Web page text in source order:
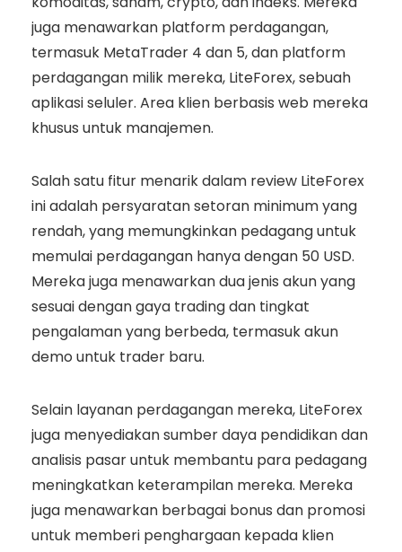
juga menawarkan platform perdagangan,
termasuk MetaTrader 4 dan 5, dan platform
perdagangan milik mereka, LiteForex, sebuah
aplikasi seluler. Area klien berbasis web mereka
khusus untuk manajemen.
Salah satu fitur menarik dalam review LiteForex
ini adalah persyaratan setoran minimum yang
rendah, yang memungkinkan pedagang untuk
memulai perdagangan hanya dengan 50 USD.
Mereka juga menawarkan dua jenis akun yang
sesuai dengan gaya trading dan tingkat
pengalaman yang berbeda, termasuk akun
demo untuk trader baru.
Selain layanan perdagangan mereka, LiteForex
juga menyediakan sumber daya pendidikan dan
analisis pasar untuk membantu para pedagang
meningkatkan keterampilan mereka. Mereka
juga menawarkan berbagai bonus dan promosi
untuk memberi penghargaan kepada klien